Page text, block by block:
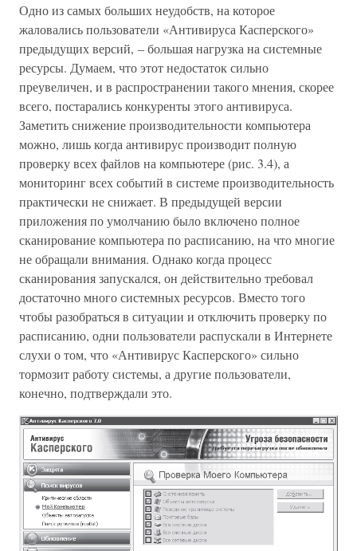
Одно из самых больших неудобств, на которое
жаловались пользователи «Антивируса Касперского»
предыдущих версий, – большая нагрузка на системные
ресурсы. Думаем, что этот недостаток сильно
преувеличен, и в распространении такого мнения, скорее
всего, постарались конкуренты этого антивируса.
Заметить снижение производительности компьютера
можно, лишь когда антивирус производит полную
проверку всех файлов на компьютере (рис. 3.4), а
мониторинг всех событий в системе производительность
практически не снижает. В предыдущей версии
приложения по умолчанию было включено полное
сканирование компьютера по расписанию, на что многие
не обращали внимания. Однако когда процесс
сканирования запускался, он действительно требовал
достаточно много системных ресурсов. Вместо того
чтобы разобраться в ситуации и отключить проверку по
расписанию, одни пользователи распускали в Интернете
слухи о том, что «Антивирус Касперского» сильно
тормозит работу системы, а другие пользователи,
конечно, подтверждали это.